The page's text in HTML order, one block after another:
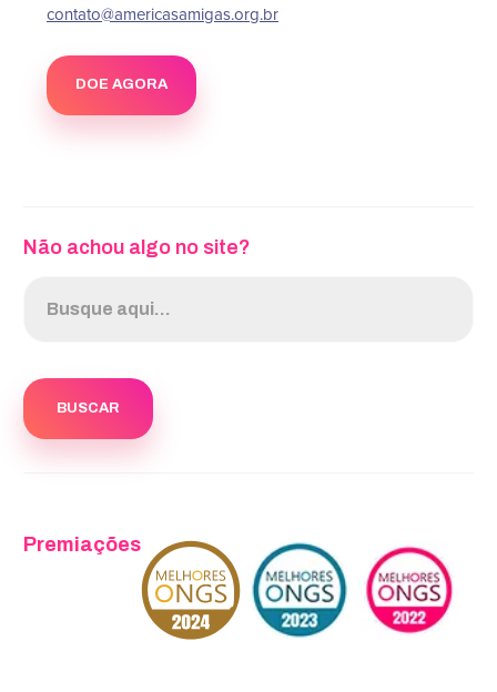
contato@americasamigas.org.br
DOE AGORA
Não achou algo no site?
Premiações